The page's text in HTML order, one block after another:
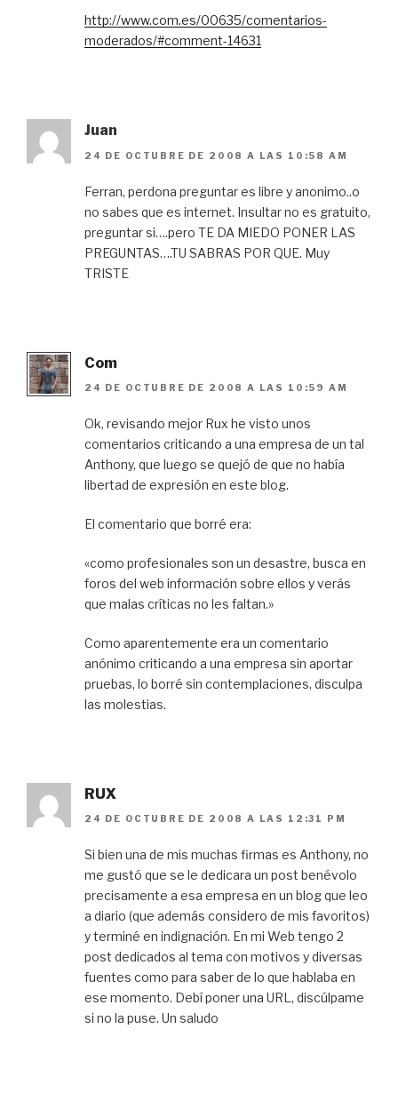
http://www.com.es/00635/comentarios-
moderados/#comment-14631
Juan
24 DE OCTUBRE DE 2008 A LAS 10:58 AM
Ferran, perdona preguntar es libre y anonimo..o
no sabes que es internet. Insultar no es gratuito,
preguntar si….pero TE DA MIEDO PONER LAS
PREGUNTAS….TU SABRAS POR QUE. Muy
TRISTE
Com
24 DE OCTUBRE DE 2008 A LAS 10:59 AM
Ok, revisando mejor Rux he visto unos
comentarios criticando a una empresa de un tal
Anthony, que luego se quejó de que no había
libertad de expresión en este blog.
El comentario que borré era:
«como profesionales son un desastre, busca en
foros del web información sobre ellos y verás
que malas críticas no les faltan.»
Como aparentemente era un comentario
anónimo criticando a una empresa sin aportar
pruebas, lo borré sin contemplaciones, disculpa
las molestias.
RUX
24 DE OCTUBRE DE 2008 A LAS 12:31 PM
Si bien una de mis muchas firmas es Anthony, no
me gustó que se le dedicara un post benévolo
precisamente a esa empresa en un blog que leo
a diario (que además considero de mis favoritos)
y terminé en indignación. En mi Web tengo 2
post dedicados al tema con motivos y diversas
fuentes como para saber de lo que hablaba en
ese momento. Debí poner una URL, discúlpame
si no la puse. Un saludo